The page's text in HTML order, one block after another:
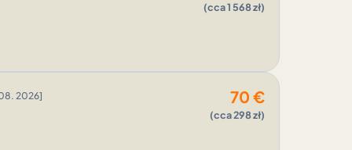
(cca 1 568 zł)
2026] 70 €
(cca 298 zł)